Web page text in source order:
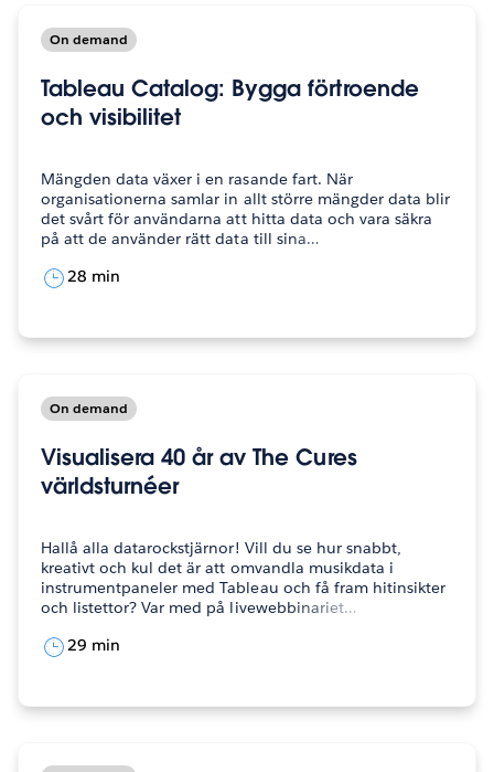
On demand
Tableau Catalog: Bygga förtroende
och visibilitet
Mängden data växer i en rasande fart. När
organisationerna samlar in allt större mängder data blir
det svårt för användarna att hitta data och vara säkra
på att de använder rätt data till sina…
28 min
On demand
Visualisera 40 år av The Cures
världsturnéer
Hallå alla datarockstjärnor! Vill du se hur snabbt,
kreativt och kul det är att omvandla musikdata i
instrumentpaneler med Tableau och få fram hitinsikter
och listettor? Var med på livewebbinariet…
29 min